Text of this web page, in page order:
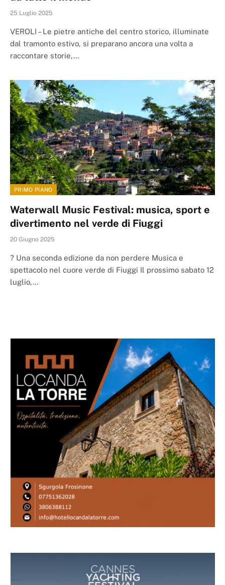
25 Luglio 2025
VEROLI – Le pietre antiche del centro storico, illuminate
dal tramonto estivo, si preparano ancora una volta a
raccontare storie,…
PRIMO PIANO
Waterwall Music Festival: musica, sport e
divertimento nel verde di Fiuggi
20 Giugno 2025
? Una seconda edizione da non perdere Musica e
spettacolo nel cuore verde di Fiuggi Il prossimo sabato 12
luglio,…